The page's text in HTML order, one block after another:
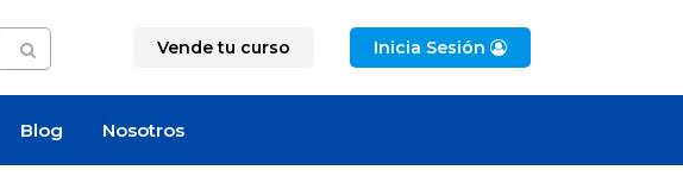
Vende tu curso Inicia Sesión
Blog Nosotros